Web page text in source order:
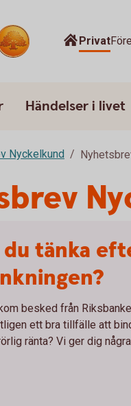
Privat
Händelser i livet
Nyckelkund
du tänka
besked från
ett bra tillfälle att
ränta? Vi ger dig